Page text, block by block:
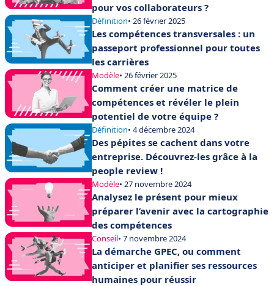
pour vos collaborateurs ?
Définition• 26 février 2025
Les compétences transversales : un
passeport professionnel pour toutes
les carrières
Modèle• 26 février 2025
Comment créer une matrice de
compétences et révéler le plein
potentiel de votre équipe ?
Définition• 4 décembre 2024
Des pépites se cachent dans votre
entreprise. Découvrez-les grâce à la
people review !
Modèle• 27 novembre 2024
Analysez le présent pour mieux
préparer l’avenir avec la cartographie
des compétences
Conseil• 7 novembre 2024
La démarche GPEC, ou comment
anticiper et planifier ses ressources
humaines pour réussir